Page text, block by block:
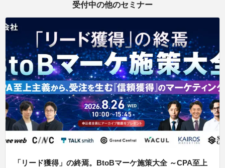
受付中の他のセミナー
「リード獲得」の終焉。BtoBマーケ施策大全 ～CPA至上